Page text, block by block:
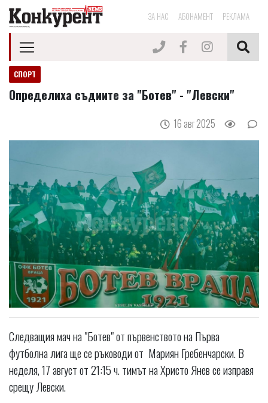
ЗА НАС АБОНАМЕНТ РЕКЛАМА
СПОРТ
Определиха съдиите за "Ботев" - "Левски"
16 авг 2025
Следващия мач на "Ботев" от първенството на Първа
футболна лига ще се ръководи от Мариян Гребенчарски. В
неделя, 17 август от 21:15 ч. тимът на Христо Янев се изправя
срещу Левски.